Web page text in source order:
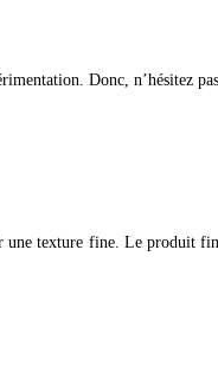
Donc, n’hésitez
texture fine. Le produit